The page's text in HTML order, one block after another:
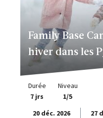
Family Base
hiver dans les
Durée
7 jrs
Niveau
1/5
20 déc. 2026
27